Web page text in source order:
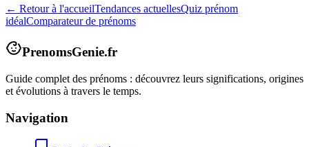
← Retour à l'accueilTendances actuellesQuiz prénom
idéalComparateur de prénoms
PrenomsGenie.fr
Guide complet des prénoms : découvrez leurs significations, origines
et évolutions à travers le temps.
Navigation